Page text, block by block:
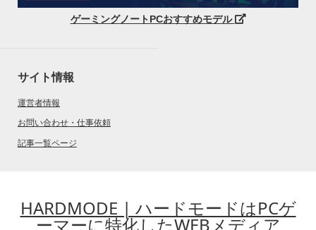
ゲーミングノートPCおすすめモデル
サイト情報
運営者情報
お問い合わせ・仕事依頼
記事一覧ページ
HARDMODE | ハードモードはPCゲ
ーマーに特化したWEBメディア